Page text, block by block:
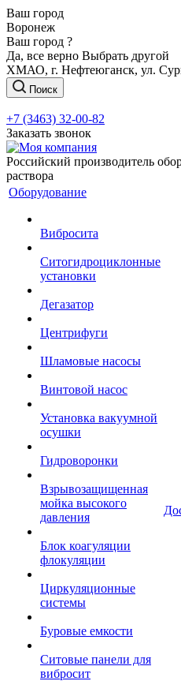
Ваш город
Воронеж
Ваш город ?
Да, все верно Выбрать другой
ХМАО, г. Нефтеюганск, ул.
Поиск
+7 (3463) 32-00-82
Заказать звонок
Российский производитель
раствора
Оборудование
Вибросита
Ситогидроциклонные
установки
Дегазатор
Центрифуги
Шламовые насосы
Винтовой насос
Установка вакуумной
осушки
Гидроворонки
Взрывозащищенная
мойка высокого
давления
Блок коагуляции
флокуляции
Циркуляционные
системы
Буровые емкости
Ситовые панели для
вибросит